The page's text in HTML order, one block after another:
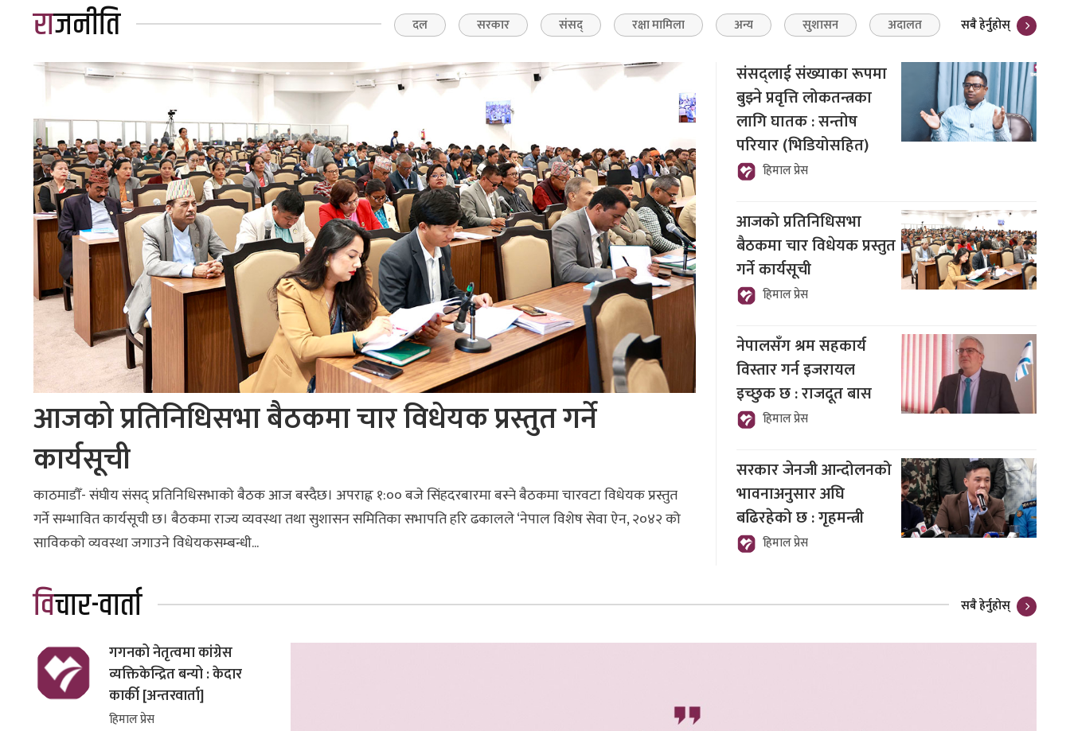
राजनीति दल सरकार संसद् रक्षा मामिला अन्य सुशासन अदालत सबै हेर्नुहोस्
आजको प्रतिनिधिसभा बैठकमा चार विधेयक प्रस्तुत गर्ने
कार्यसूची
काठमाडौँ- संघीय संसद् प्रतिनिधिसभाको बैठक आज बस्दैछ। अपराह्न १:०० बजे सिंहदरबारमा बस्ने बैठकमा चारवटा विधेयक प्रस्तुत
गर्ने सम्भावित कार्यसूची छ। बैठकमा राज्य व्यवस्था तथा सुशासन समितिका सभापति हरि ढकालले ‘नेपाल विशेष सेवा ऐन, २०४२ को
साविकको व्यवस्था जगाउने विधेयकसम्बन्धी...
संसद्लाई संख्याका रूपमा
बुझ्ने प्रवृत्ति लोकतन्त्रका
लागि घातक : सन्तोष
परियार (भिडियोसहित)
हिमाल प्रेस
आजको प्रतिनिधिसभा
बैठकमा चार विधेयक प्रस्तुत
गर्ने कार्यसूची
हिमाल प्रेस
नेपालसँग श्रम सहकार्य
विस्तार गर्न इजरायल
इच्छुक छ : राजदूत बास
हिमाल प्रेस
सरकार जेनजी आन्दोलनको
भावनाअनुसार अघि
बढिरहेको छ : गृहमन्त्री
हिमाल प्रेस
विचार-वार्ता सबै हेर्नुहोस्
गगनको नेतृत्वमा कांग्रेस
व्यक्तिकेन्द्रित बन्यो : केदार
कार्की [अन्तरवार्ता]
हिमाल प्रेस